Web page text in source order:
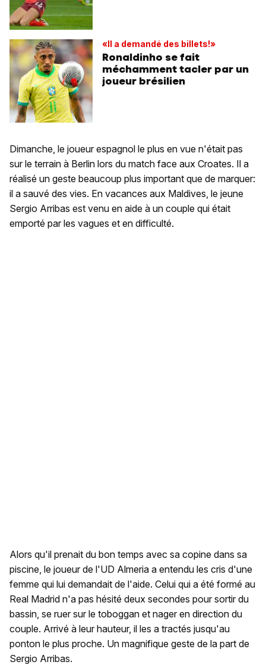
«Il a demandé des billets!»
Ronaldinho se fait
méchamment tacler par un
joueur brésilien
Dimanche, le joueur espagnol le plus en vue n'était pas
sur le terrain à Berlin lors du match face aux Croates. Il a
réalisé un geste beaucoup plus important que de marquer:
il a sauvé des vies. En vacances aux Maldives, le jeune
Sergio Arribas est venu en aide à un couple qui était
emporté par les vagues et en difficulté.
Alors qu'il prenait du bon temps avec sa copine dans sa
piscine, le joueur de l'UD Almeria a entendu les cris d'une
femme qui lui demandait de l'aide. Celui qui a été formé au
Real Madrid n'a pas hésité deux secondes pour sortir du
bassin, se ruer sur le toboggan et nager en direction du
couple. Arrivé à leur hauteur, il les a tractés jusqu'au
ponton le plus proche. Un magnifique geste de la part de
Sergio Arribas.